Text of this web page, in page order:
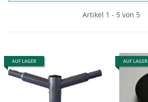
Artikel 1 - 5 von 5
AUF LAGER AUF LAGER